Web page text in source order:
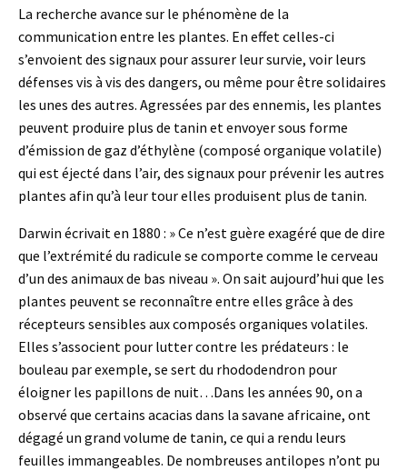
La recherche avance sur le phénomène de la
communication entre les plantes. En effet celles-ci
s’envoient des signaux pour assurer leur survie, voir leurs
défenses vis à vis des dangers, ou même pour être solidaires
les unes des autres. Agressées par des ennemis, les plantes
peuvent produire plus de tanin et envoyer sous forme
d’émission de gaz d’éthylène (composé organique volatile)
qui est éjecté dans l’air, des signaux pour prévenir les autres
plantes afin qu’à leur tour elles produisent plus de tanin.
Darwin écrivait en 1880 : » Ce n’est guère exagéré que de dire
que l’extrémité du radicule se comporte comme le cerveau
d’un des animaux de bas niveau ». On sait aujourd’hui que les
plantes peuvent se reconnaître entre elles grâce à des
récepteurs sensibles aux composés organiques volatiles.
Elles s’associent pour lutter contre les prédateurs : le
bouleau par exemple, se sert du rhododendron pour
éloigner les papillons de nuit…Dans les années 90, on a
observé que certains acacias dans la savane africaine, ont
dégagé un grand volume de tanin, ce qui a rendu leurs
feuilles immangeables. De nombreuses antilopes n’ont pu